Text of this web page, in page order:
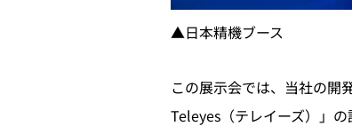
▲日本精機ブース
この展示会では、当社の
Teleyes（テレイーズ）」